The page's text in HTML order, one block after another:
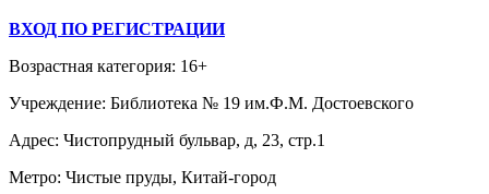
ВХОД ПО РЕГИСТРАЦИИ
Возрастная категория: 16+
Учреждение: Библиотека № 19 им.Ф.М. Достоевского
Адрес: Чистопрудный бульвар, д, 23, стр.1
Метро: Чистые пруды, Китай-город